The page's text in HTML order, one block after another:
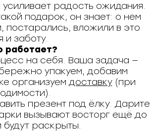
радость ожидания.
подарок, он знает: о нем
постарались, вложили в это
и заботу.
работает?
на себя. Ваша задача —
упакуем, добавим
организуем доставку(при
презент под ёлку. Дарите
вызывают восторг ещё до
будут раскрыты.